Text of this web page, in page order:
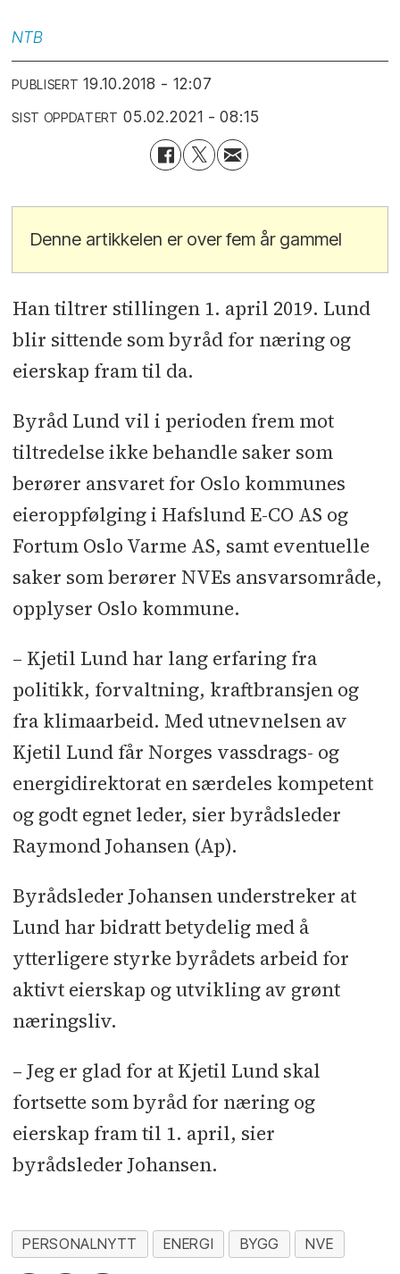
NTB
PUBLISERT 19.10.2018 - 12:07
SIST OPPDATERT 05.02.2021 - 08:15
Denne artikkelen er over fem år gammel
Han tiltrer stillingen 1. april 2019. Lund
blir sittende som byråd for næring og
eierskap fram til da.
Byråd Lund vil i perioden frem mot
tiltredelse ikke behandle saker som
berører ansvaret for Oslo kommunes
eieroppfølging i Hafslund E-CO AS og
Fortum Oslo Varme AS, samt eventuelle
saker som berører NVEs ansvarsområde,
opplyser Oslo kommune.
– Kjetil Lund har lang erfaring fra
politikk, forvaltning, kraftbransjen og
fra klimaarbeid. Med utnevnelsen av
Kjetil Lund får Norges vassdrags- og
energidirektorat en særdeles kompetent
og godt egnet leder, sier byrådsleder
Raymond Johansen (Ap).
Byrådsleder Johansen understreker at
Lund har bidratt betydelig med å
ytterligere styrke byrådets arbeid for
aktivt eierskap og utvikling av grønt
næringsliv.
– Jeg er glad for at Kjetil Lund skal
fortsette som byråd for næring og
eierskap fram til 1. april, sier
byrådsleder Johansen.
PERSONALNYTT ENERGI BYGG NVE